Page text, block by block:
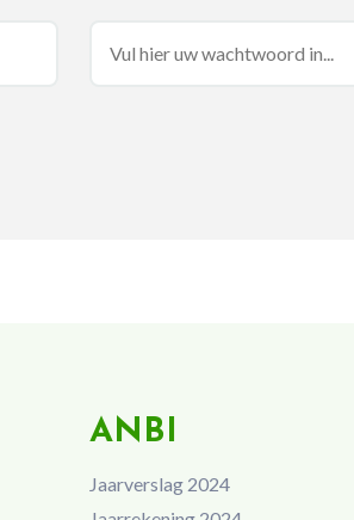
ANBI
Jaarverslag 2024